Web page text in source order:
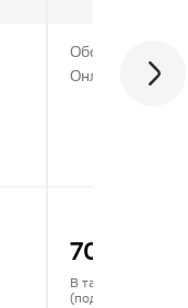
Оборудование
Онлайн-
700
В тариф входят:
(подключается